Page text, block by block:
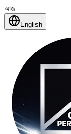
আজ
English